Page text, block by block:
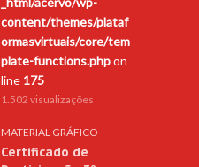
content/themes/plataf
ormasvirtuais/core/tem
plate-functions.phpon
line 175
1.502 visualizações
MATERIAL GRÁFICO
Certificado de